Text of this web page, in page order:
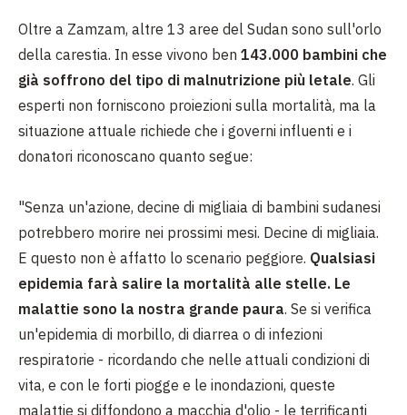
Oltre a Zamzam, altre 13 aree del Sudan sono sull'orlo
della carestia. In esse vivono ben 143.000 bambini che
già soffrono del tipo di malnutrizione più letale. Gli
esperti non forniscono proiezioni sulla mortalità, ma la
situazione attuale richiede che i governi influenti e i
donatori riconoscano quanto segue:
"Senza un'azione, decine di migliaia di bambini sudanesi
potrebbero morire nei prossimi mesi. Decine di migliaia.
E questo non è affatto lo scenario peggiore. Qualsiasi
epidemia farà salire la mortalità alle stelle. Le
malattie sono la nostra grande paura. Se si verifica
un'epidemia di morbillo, di diarrea o di infezioni
respiratorie - ricordando che nelle attuali condizioni di
vita, e con le forti piogge e le inondazioni, queste
malattie si diffondono a macchia d'olio - le terrificanti